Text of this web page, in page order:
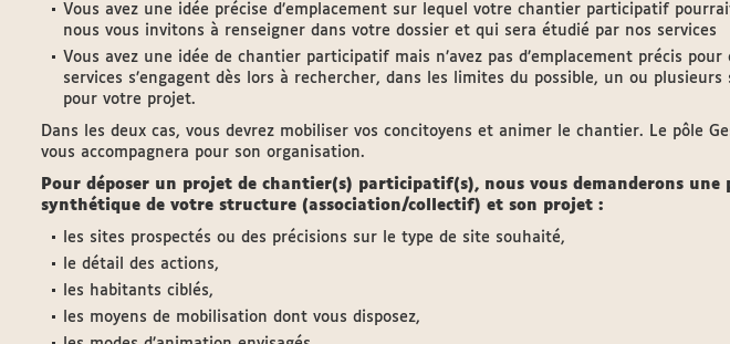
Vous avez une idée précise d’emplacement sur lequel votre chantier participatif
nous vous invitons à renseigner dans votre dossier et qui sera étudié par nos services
Vous avez une idée de chantier participatif mais n’avez pas d’emplacement précis pour
services s’engagent dès lors à rechercher, dans les limites du possible, un ou
pour votre projet.
Dans les deux cas, vous devrez mobiliser vos concitoyens et animer le chantier. Le pôle
vous accompagnera pour son organisation.
Pour déposer un projet de chantier(s) participatif(s), nous vous demanderons une
synthétique de votre structure (association/collectif) et son projet :
les sites prospectés ou des précisions sur le type de site souhaité,
le détail des actions,
les habitants ciblés,
les moyens de mobilisation dont vous disposez,